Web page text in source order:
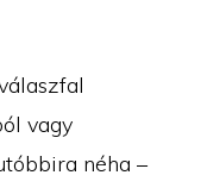
vagy
néha –